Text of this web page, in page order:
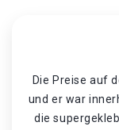
Die Preise auf
und er war
die